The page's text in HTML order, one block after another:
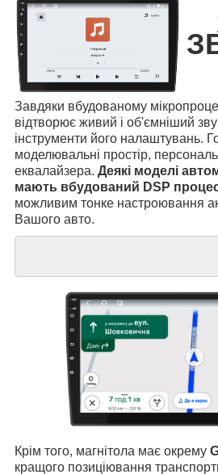
Завдяки вбудованому
відтворює живий і об'ємніший
інструменти його налаштувань.
моделювальні простір,
еквалайзера. Деякі моделі
мають вбудований DSP
можливим тонке настроювання
Вашого авто.
Крім того, магнітола має окрему
кращого позиціювання